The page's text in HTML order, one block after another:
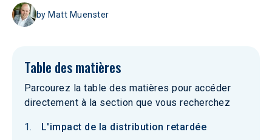
by Matt Muenster
Table des matières
Parcourez la table des matières pour accéder
directement à la section que vous recherchez
L'impact de la distribution retardée